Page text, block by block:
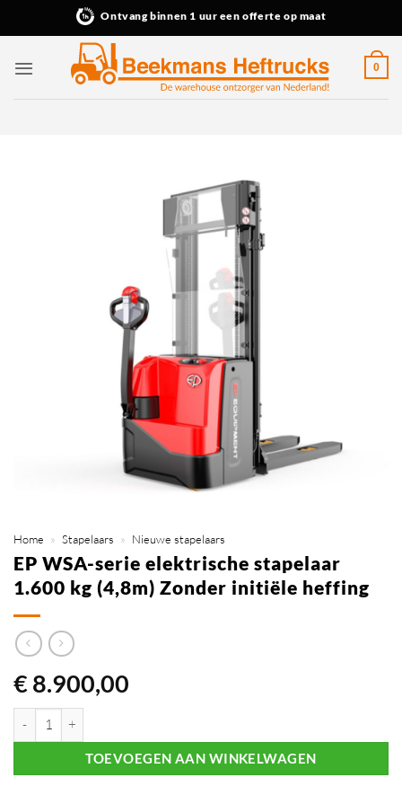
Ontvang binnen 1 uur een offerte op maat
0
Home » Stapelaars » Nieuwe stapelaars
EP WSA-serie elektrische stapelaar
1.600 kg (4,8m) Zonder initiële heffing
€8.900,00
EP WSA-serie elektrische stapelaar 1.600 kg (4,8m) Zonder initiële
TOEVOEGEN AAN WINKELWAGEN